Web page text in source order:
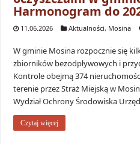
Harmonogram do
11.06.2026 Aktualności, Mosina
W gminie Mosina rozpocznie się
zbiorników bezodpływowych i
Kontrole obejmą 374
terenie przez Straż Miejską w
Wydział Ochrony Środowiska
Czytaj więcej